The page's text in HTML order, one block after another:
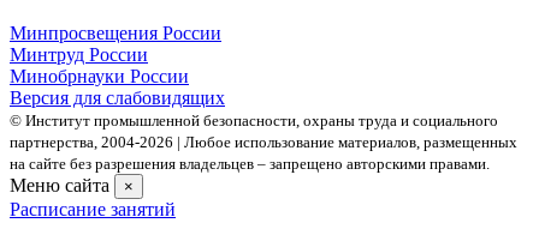
Минпросвещения России
Минтруд России
Минобрнауки России
Версия для слабовидящих
© Институт промышленной безопасности, охраны труда и социального
партнерства, 2004- 2026 | Любое использование материалов, размещенных
на сайте без разрешения владельцев – запрещено авторскими правами.
Меню сайта ×
Расписание занятий